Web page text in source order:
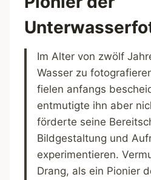
Im Alter von zwölf
Wasser zu
fielen anfangs
entmutigte ihn aber
förderte seine
Bildgestaltung und
experimentieren.
Drang, als ein Pionier